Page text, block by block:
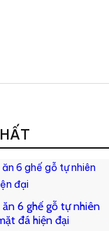
ăn 6 ghế gỗ tự nhiên
đá hiện đại